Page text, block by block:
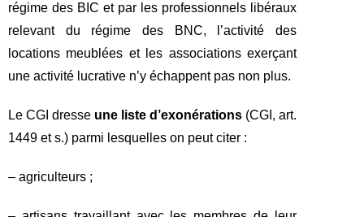
régime des BIC et par les professionnels libéraux
relevant du régime des BNC, l’activité des
locations meublées et les associations exerçant
une activité lucrative n’y échappent pas non plus.
Le CGI dresse une liste d’exonérations (CGI, art.
1449 et s.) parmi lesquelles on peut citer :
– agriculteurs ;